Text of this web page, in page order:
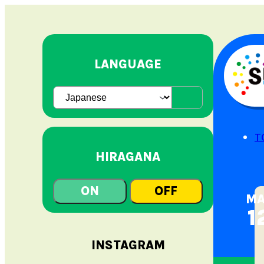
LANGUAGE
HIRAGANA
ON OFF
INSTAGRAM